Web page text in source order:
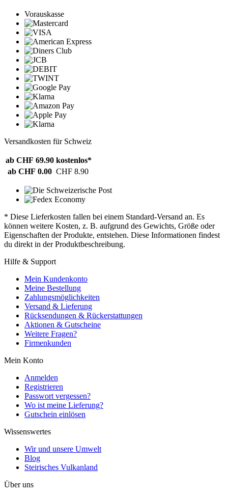
Vorauskasse
Versandkosten für Schweiz
ab CHF 69.90 kostenlos*
ab CHF 0.00 CHF 8.90
* Diese Lieferkosten fallen bei einem Standard-Versand an. Es
können weitere Kosten, z. B. aufgrund des Gewichts, Größe oder
Eigenschaften der Produkte, entstehen. Diese Informationen findest
du direkt in der Produktbeschreibung.
Hilfe & Support
Mein Kundenkonto
Meine Bestellung
Zahlungsmöglichkeiten
Versand & Lieferung
Rücksendungen & Rückerstattungen
Aktionen & Gutscheine
Weitere Fragen?
Firmenkunden
Mein Konto
Anmelden
Registrieren
Passwort vergessen?
Wo ist meine Lieferung?
Gutschein einlösen
Wissenswertes
Wir und unsere Umwelt
Blog
Steirisches Vulkanland
Über uns